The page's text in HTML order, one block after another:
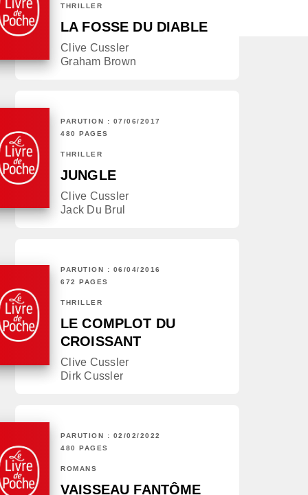
THRILLER
LA FOSSE DU DIABLE
Clive Cussler
Graham Brown
PARUTION : 07/06/2017
480 PAGES
THRILLER
JUNGLE
Clive Cussler
Jack Du Brul
PARUTION : 06/04/2016
672 PAGES
THRILLER
LE COMPLOT DU
CROISSANT
Clive Cussler
Dirk Cussler
PARUTION : 02/02/2022
480 PAGES
ROMANS
VAISSEAU FANTÔME